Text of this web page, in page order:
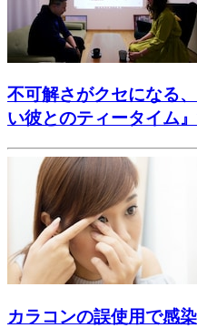
不可解さがクセになる
い彼とのティータイム
カラコンの誤使用で感